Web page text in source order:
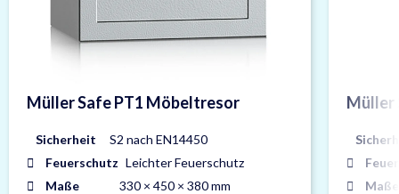
Müller Safe PT1 Möbeltresor
Sicherheit
S2 nach EN14450
Feuerschutz Leichter Feuerschutz
Maße
330 × 450 × 380 mm
Müller
Maße